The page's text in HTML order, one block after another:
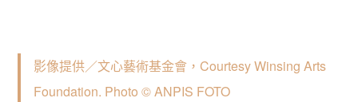
影像提供／文心藝術基金會，Courtesy Winsing Arts
Foundation. Photo © ANPIS FOTO